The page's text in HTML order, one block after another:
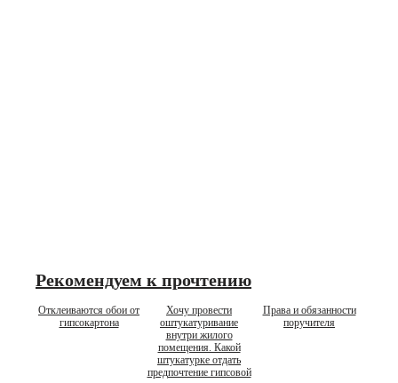
Рекомендуем к прочтению
Отклеиваются обои от
гипсокартона
Хочу провести
оштукатуривание
внутри жилого
помещения. Какой
штукатурке отдать
предпочтение гипсовой
Права и обязанности
поручителя